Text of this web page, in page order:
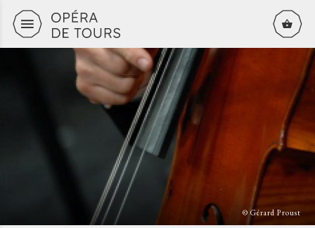
Aller au contenu principal
© Gérard Proust